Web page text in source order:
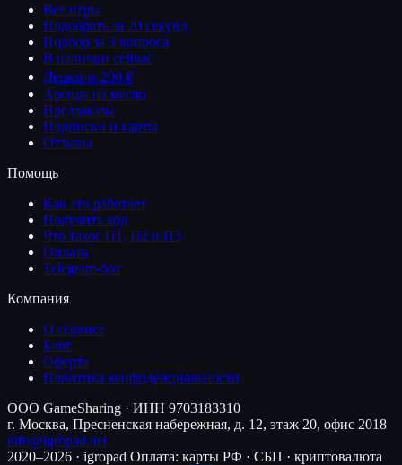
Все игры
Подобрать за 20 секунд
Подбор за 3 вопроса
В наличии сейчас
Дешевле 200 ₽
Аренда на месяц
Предзаказы
Подписки и карты
Отзывы
Помощь
Как это работает
Получить код
Что такое П1, П2 и П3
Оплата
Telegram-бот
Компания
О сервисе
Блог
Оферта
Политика конфиденциальности
ООО GameSharing · ИНН 9703183310
г. Москва, Пресненская набережная, д. 12, этаж 20, офис 2018
info@igropad.net
2020–2026 · igropad Оплата: карты РФ · СБП · криптовалюта